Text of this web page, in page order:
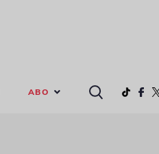
ABO